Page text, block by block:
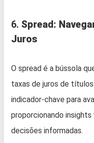
6. Spread:
Juros
O spread é a bússola
taxas de juros de
indicador-chave para
proporcionando
decisões informadas.